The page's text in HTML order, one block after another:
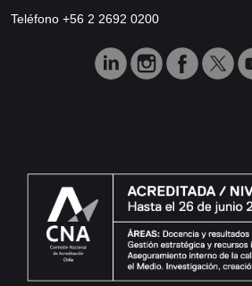
Teléfono +56 2 2692 0200